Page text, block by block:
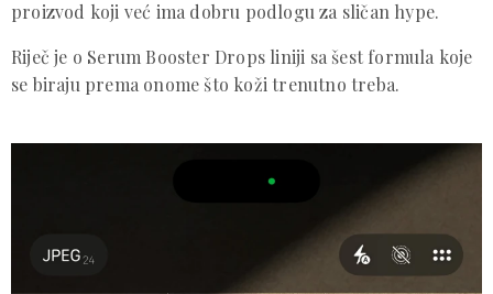
proizvod koji već ima dobru podlogu za sličan hype.
Riječ je o Serum Booster Drops liniji sa šest formula koje
se biraju prema onome što koži trenutno treba.